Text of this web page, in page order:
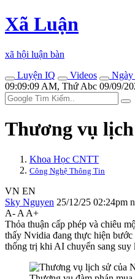
Xã Luận
xã hội luận bàn
Luyện IQ
Videos
09:09:09 AM, Thứ Abc 09/09/
Thương vụ
Khoa Học CNTT
Công Nghệ Thông Tin
VN EN
Sky Nguyen 25/12/25 02:24pm
A- A A+
Thỏa thuận cấp phép và chiêu
thấy Nvidia đang thực hiện
thống trị khi AI chuyển sang suy